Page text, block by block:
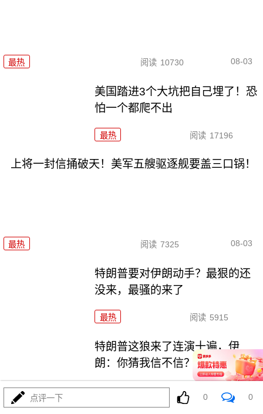
最热 阅读 10730 08-03
美国踏进3个大坑把自己埋了！恐
怕一个都爬不出
最热 阅读 17196
上将一封信捅破天！美军五艘驱逐舰要盖三口锅！
最热 阅读 7325 08-03
特朗普要对伊朗动手？最狠的还
没来，最骚的来了
最热 阅读 5915
特朗普这狼来了连演十遍，伊
朗：你猜我信不信？
最热 5136
点评一下 0 0